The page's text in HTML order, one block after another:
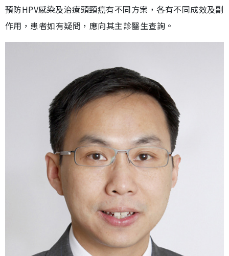
預防HPV感染及治療頭頸癌有不同方案，各有不同成效及副
作用，患者如有疑問，應向其主診醫生查詢。